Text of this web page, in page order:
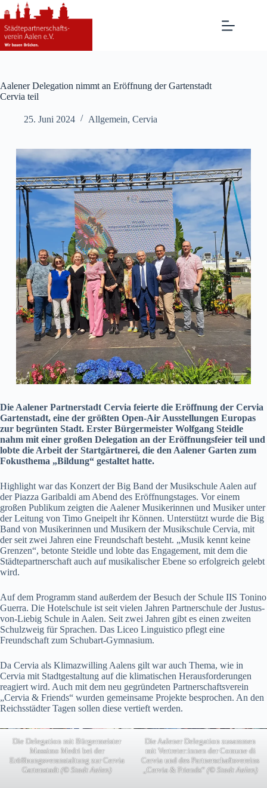
Inhalt
springen
Aalener Delegation nimmt an Eröffnung der Gartenstadt
Cervia teil
25. Juni 2024 Allgemein, Cervia
Die Aalener Partnerstadt Cervia feierte die Eröffnung der Cervia
Gartenstadt, eine der größten Open-Air Ausstellungen Europas
zur begrünten Stadt. Erster Bürgermeister Wolfgang Steidle
nahm mit einer großen Delegation an der Eröffnungsfeier teil und
lobte die Arbeit der Startgärtnerei, die den Aalener Garten zum
Fokusthema „Bildung“ gestaltet hatte.
Highlight war das Konzert der Big Band der Musikschule Aalen auf
der Piazza Garibaldi am Abend des Eröffnungstages. Vor einem
großen Publikum zeigten die Aalener Musikerinnen und Musiker unter
der Leitung von Timo Gneipelt ihr Können. Unterstützt wurde die Big
Band von Musikerinnen und Musikern der Musikschule Cervia, mit
der seit zwei Jahren eine Freundschaft besteht. „Musik kennt keine
Grenzen“, betonte Steidle und lobte das Engagement, mit dem die
Städtepartnerschaft auch auf musikalischer Ebene so erfolgreich gelebt
wird.
Auf dem Programm stand außerdem der Besuch der Schule IIS Tonino
Guerra. Die Hotelschule ist seit vielen Jahren Partnerschule der Justus-
von-Liebig Schule in Aalen. Seit zwei Jahren gibt es einen zweiten
Schulzweig für Sprachen. Das Liceo Linguistico pflegt eine
Freundschaft zum Schubart-Gymnasium.
Da Cervia als Klimazwilling Aalens gilt war auch Thema, wie in
Cervia mit Stadtgestaltung auf die klimatischen Herausforderungen
reagiert wird. Auch mit dem neu gegründeten Partnerschaftsverein
„Cervia & Friends“ wurden gemeinsame Projekte besprochen. An den
Reichsstädter Tagen sollen diese vertieft werden.
Die Delegation mit Bürgermeister
Massimo Medri bei der
Eröffnungsveranstaltung zur Cervia
Gartenstadt(© Stadt Aalen)
Die Aalener Delegation zusammen
mit Vertreter:innen der Comune di
Cervia und des Partnerschaftsvereins
„Cervia & Friends“(© Stadt Aalen)